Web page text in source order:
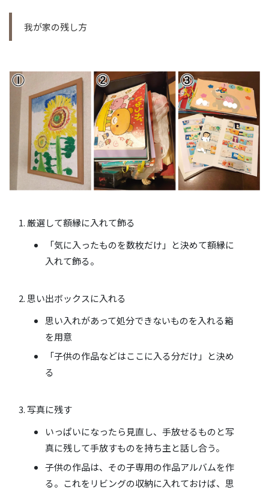
我が家の残し方
厳選して額縁に入れて飾る
「気に入ったものを数枚だけ」と決めて額縁に
入れて飾る。
思い出ボックスに入れる
思い入れがあって処分できないものを入れる箱
を用意
「子供の作品などはここに入る分だけ」と決め
る
写真に残す
いっぱいになったら見直し、手放せるものと写
真に残して手放すものを持ち主と話し合う。
子供の作品は、その子専用の作品アルバムを作
る。これをリビングの収納に入れておけば、思